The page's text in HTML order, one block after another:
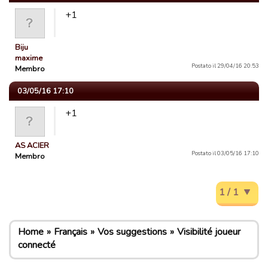
Biju
maxime
Membro
+1
Postato il 29/04/16 20:53
03/05/16 17:10
AS ACIER
Membro
+1
Postato il 03/05/16 17:10
1 / 1
Home Français Vos suggestions
Visibilité joueur
connecté